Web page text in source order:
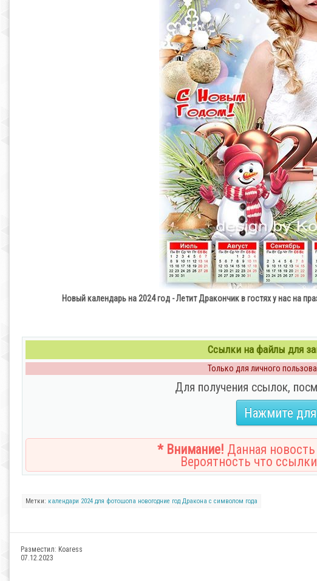
Новый календарь на 2024 год - Летит Дракончик в гостях у нас на
Ссылки на файлы для
Только для личного
Для получения ссылок,
Нажмите
* Внимание! Данная
Вероятность что
Метки: календари 2024 для фотошопа новогодние год Дракона с символом года
Разместил: Koaress
07.12.2023